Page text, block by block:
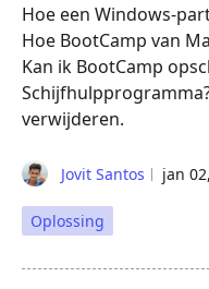
Hoe een Windows-
Hoe BootCamp van
Kan ik BootCamp
verwijderen.
Jovit Santos jan
Oplossing